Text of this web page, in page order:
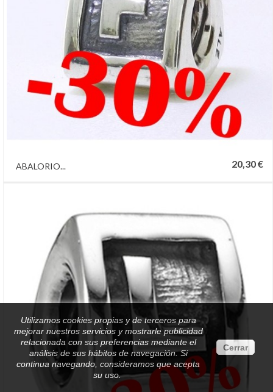
ABALORIO... 20,30 €
Utilizamos cookies propias y de terceros para
mejorar nuestros servicios y mostrarle publicidad
relacionada con sus preferencias mediante el
análisis de sus hábitos de navegación. Si
continua navegando, consideramos que acepta
su uso.
Cerrar